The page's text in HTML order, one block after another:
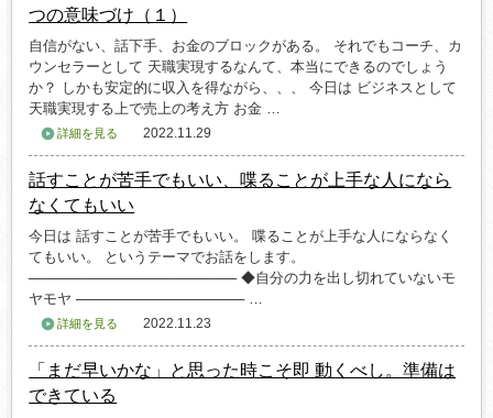
つの意味づけ（１）
自信がない、話下手、お金のブロックがある。 それでもコーチ、カ
ウンセラーとして 天職実現するなんて、本当にできるのでしょう
か？ しかも安定的に収入を得ながら、、、 今日は ビジネスとして
天職実現する上で売上の考え方 お金 …
詳細を見る 2022.11.29
話すことが苦手でもいい、喋ることが上手な人になら
なくてもいい
今日は 話すことが苦手でもいい。 喋ることが上手な人にならなく
てもいい。 というテーマでお話をします。
───────────────────── ◆自分の力を出し切れていないモ
ヤモヤ ───────────────── …
詳細を見る 2022.11.23
「まだ早いかな」と思った時こそ即 動くべし。準備は
できている